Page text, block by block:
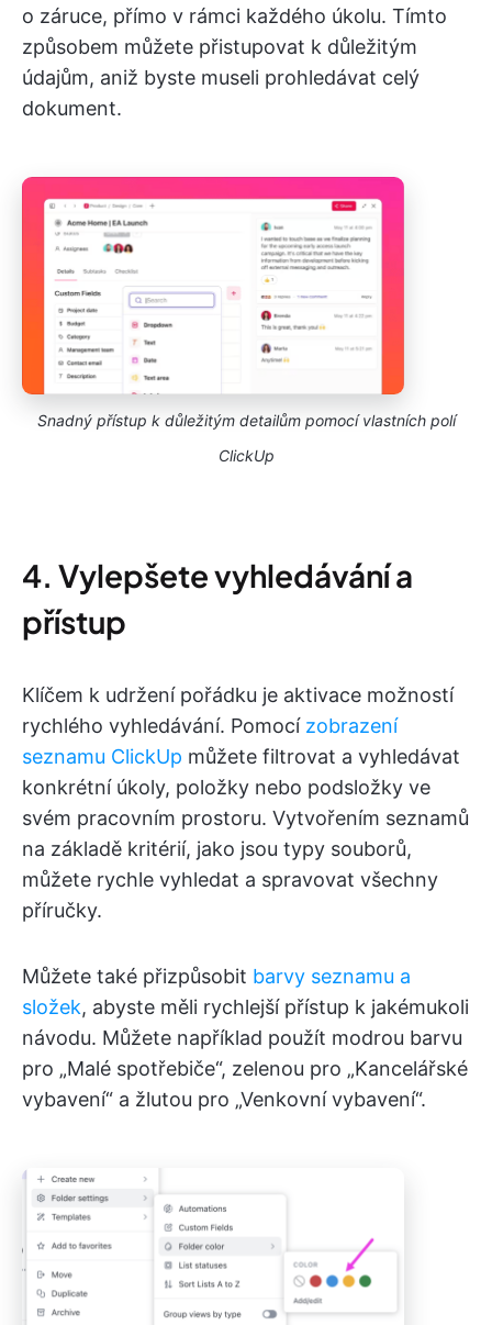
o záruce, přímo v rámci každého úkolu. Tímto
způsobem můžete přistupovat k důležitým
údajům, aniž byste museli prohledávat celý
dokument.
Snadný přístup k důležitým detailům pomocí vlastních polí
ClickUp
4. Vylepšete vyhledávání a
přístup
Klíčem k udržení pořádku je aktivace možností
rychlého vyhledávání. Pomocí zobrazení
seznamu ClickUp můžete filtrovat a vyhledávat
konkrétní úkoly, položky nebo podsložky ve
svém pracovním prostoru. Vytvořením seznamů
na základě kritérií, jako jsou typy souborů,
můžete rychle vyhledat a spravovat všechny
příručky.
Můžete také přizpůsobit barvy seznamu a
složek, abyste měli rychlejší přístup k jakémukoli
návodu. Můžete například použít modrou barvu
pro „Malé spotřebiče“, zelenou pro „Kancelářské
vybavení“ a žlutou pro „Venkovní vybavení“.